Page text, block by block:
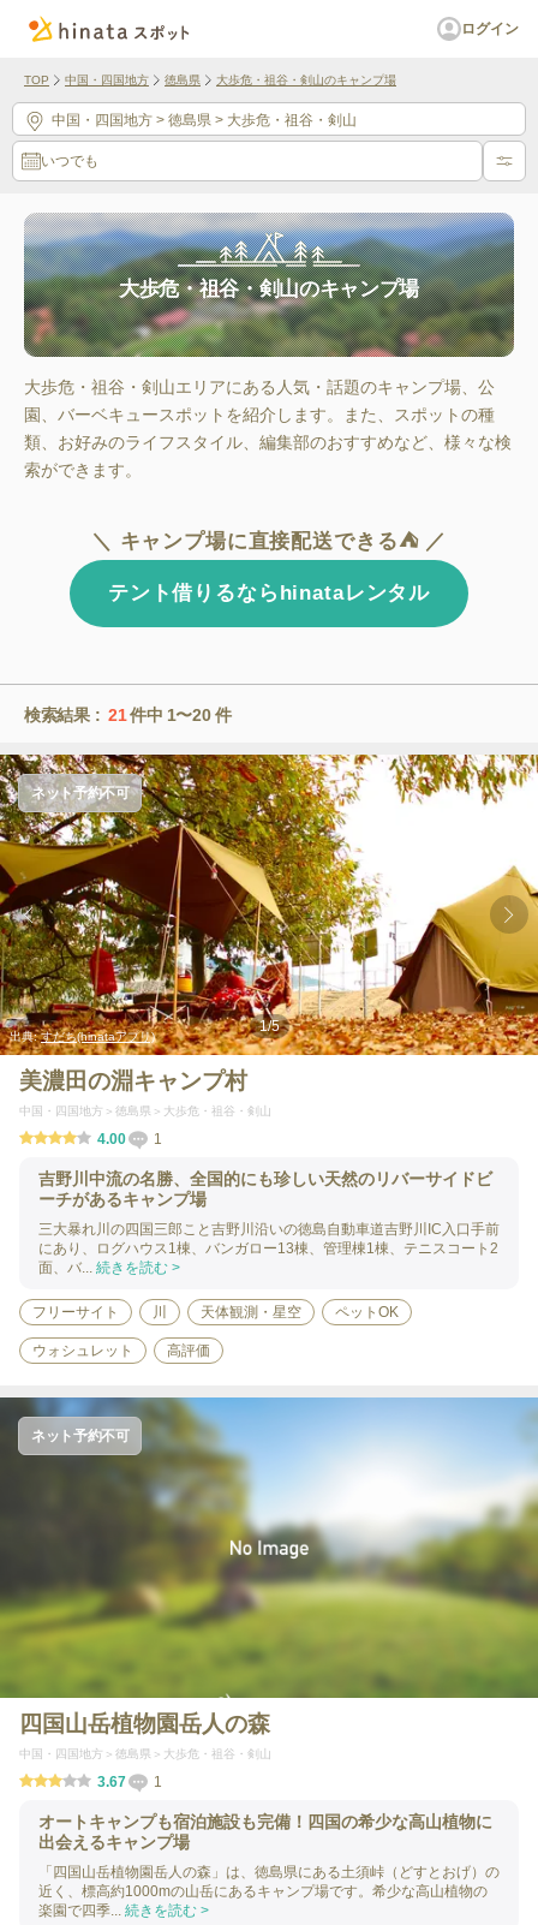
ログイン
TOP 中国・四国地方 徳島県 大歩危・祖谷・剣山のキャンプ場
中国・四国地方 > 徳島県 > 大歩危・祖谷・剣山
いつでも
大歩危・祖谷・剣山のキャンプ場
大歩危・祖谷・剣山エリアにある人気・話題のキャンプ場、公
園、バーベキュースポットを紹介します。また、スポットの種
類、お好みのライフスタイル、編集部のおすすめなど、様々な検
索ができます。
＼ キャンプ場に直接配送できる⛺ ／
テント借りるならhinataレンタル
検索結果 : 21件中 1〜20 件
出典:すだち(hinataアプリ)
1/5
ネット予約不可
美濃田の淵キャンプ村
中国・四国地方 徳島県 大歩危・祖谷・剣山
4.00 1
吉野川中流の名勝、全国的にも珍しい天然のリバーサイドビ
ーチがあるキャンプ場
三大暴れ川の四国三郎こと吉野川沿いの徳島自動車道吉野川IC入口手前
にあり、ログハウス1棟、バンガロー13棟、管理棟1棟、テニスコート2
面、バ... 続きを読む >
フリーサイト 川 天体観測・星空 ペットOK
ウォシュレット 高評価
ネット予約不可
四国山岳植物園岳人の森
中国・四国地方 徳島県 大歩危・祖谷・剣山
3.67 1
オートキャンプも宿泊施設も完備！四国の希少な高山植物に
出会えるキャンプ場
「四国山岳植物園岳人の森」は、徳島県にある土須峠（どすとおげ）の
近く、標高約1000mの山岳にあるキャンプ場です。希少な高山植物の
楽園で四季... 続きを読む >